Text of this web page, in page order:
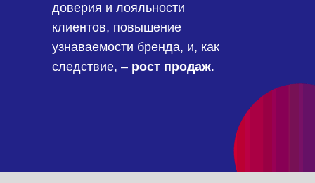
доверия и лояльности
клиентов, повышение
узнаваемости бренда, и, как
следствие, – рост продаж.